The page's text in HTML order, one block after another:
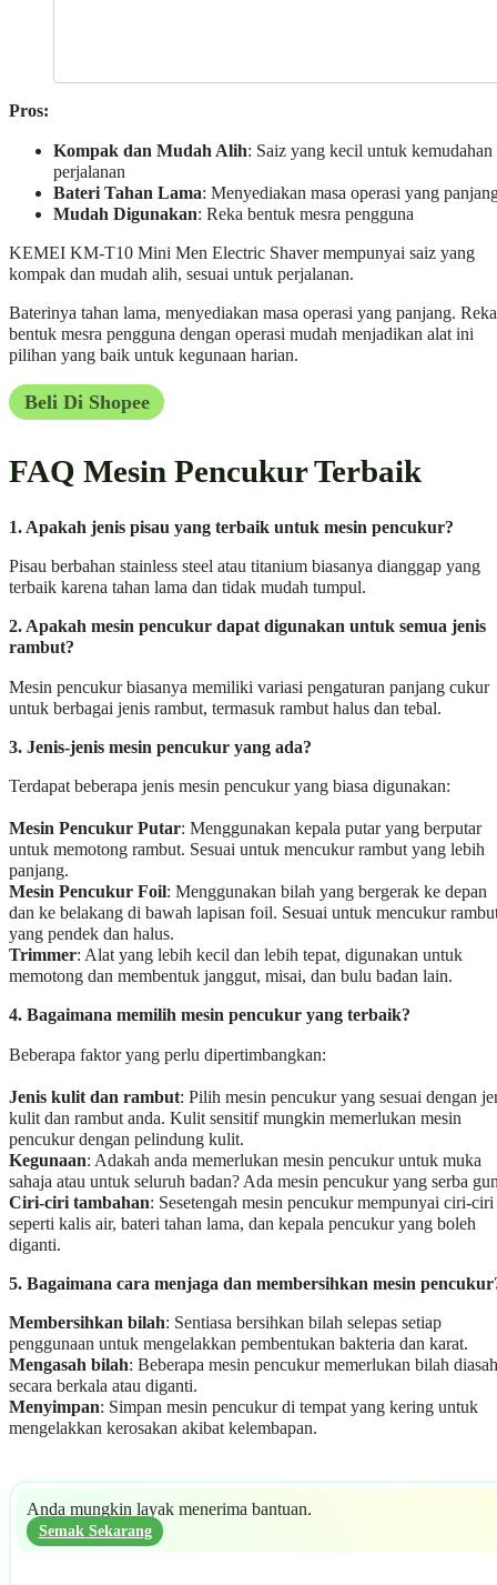
Pros:
Kompak dan Mudah Alih: Saiz yang kecil untuk kemudahan
perjalanan
Bateri Tahan Lama: Menyediakan masa operasi yang
Mudah Digunakan: Reka bentuk mesra pengguna
KEMEI KM-T10 Mini Men Electric Shaver mempunyai saiz yang
kompak dan mudah alih, sesuai untuk perjalanan.
Baterinya tahan lama, menyediakan masa operasi yang panjang. Reka
bentuk mesra pengguna dengan operasi mudah menjadikan alat ini
pilihan yang baik untuk kegunaan harian.
Beli Di Shopee
FAQ Mesin Pencukur Terbaik
1. Apakah jenis pisau yang terbaik untuk mesin pencukur?
Pisau berbahan stainless steel atau titanium biasanya dianggap yang
terbaik karena tahan lama dan tidak mudah tumpul.
2. Apakah mesin pencukur dapat digunakan untuk semua jenis
rambut?
Mesin pencukur biasanya memiliki variasi pengaturan panjang cukur
untuk berbagai jenis rambut, termasuk rambut halus dan tebal.
3. Jenis-jenis mesin pencukur yang ada?
Terdapat beberapa jenis mesin pencukur yang biasa digunakan:
Mesin Pencukur Putar: Menggunakan kepala putar yang berputar
untuk memotong rambut. Sesuai untuk mencukur rambut yang lebih
panjang.
Mesin Pencukur Foil: Menggunakan bilah yang bergerak ke depan
dan ke belakang di bawah lapisan foil. Sesuai untuk mencukur
yang pendek dan halus.
Trimmer: Alat yang lebih kecil dan lebih tepat, digunakan untuk
memotong dan membentuk janggut, misai, dan bulu badan lain.
4. Bagaimana memilih mesin pencukur yang terbaik?
Beberapa faktor yang perlu dipertimbangkan:
Jenis kulit dan rambut: Pilih mesin pencukur yang sesuai dengan
kulit dan rambut anda. Kulit sensitif mungkin memerlukan mesin
pencukur dengan pelindung kulit.
Kegunaan: Adakah anda memerlukan mesin pencukur untuk muka
sahaja atau untuk seluruh badan? Ada mesin pencukur yang serba
Ciri-ciri tambahan: Sesetengah mesin pencukur mempunyai ciri-ciri
seperti kalis air, bateri tahan lama, dan kepala pencukur yang boleh
diganti.
5. Bagaimana cara menjaga dan membersihkan mesin
Membersihkan bilah: Sentiasa bersihkan bilah selepas setiap
penggunaan untuk mengelakkan pembentukan bakteria dan karat.
Mengasah bilah: Beberapa mesin pencukur memerlukan bilah diasah
secara berkala atau diganti.
Menyimpan: Simpan mesin pencukur di tempat yang kering untuk
mengelakkan kerosakan akibat kelembapan.
Anda mungkin layak menerima bantuan.
Semak Sekarang